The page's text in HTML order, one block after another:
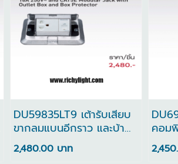
DU59835LT9 เต้ารับเสียบ
ขากลมแบนอีกราว และบ้า
นมิรภัย พร้อมด้วยเต้ารับ
คอมพิวเตอร์ (CAT5E)
2,480.00 บาท
คอม
พร้อ
ป้อง